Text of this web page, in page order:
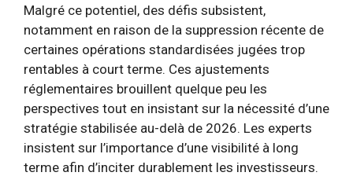
Malgré ce potentiel, des défis subsistent,
notamment en raison de la suppression récente de
certaines opérations standardisées jugées trop
rentables à court terme. Ces ajustements
réglementaires brouillent quelque peu les
perspectives tout en insistant sur la nécessité d’une
stratégie stabilisée au-delà de 2026. Les experts
insistent sur l’importance d’une visibilité à long
terme afin d’inciter durablement les investisseurs.